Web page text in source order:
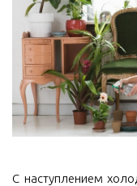
С наступлением